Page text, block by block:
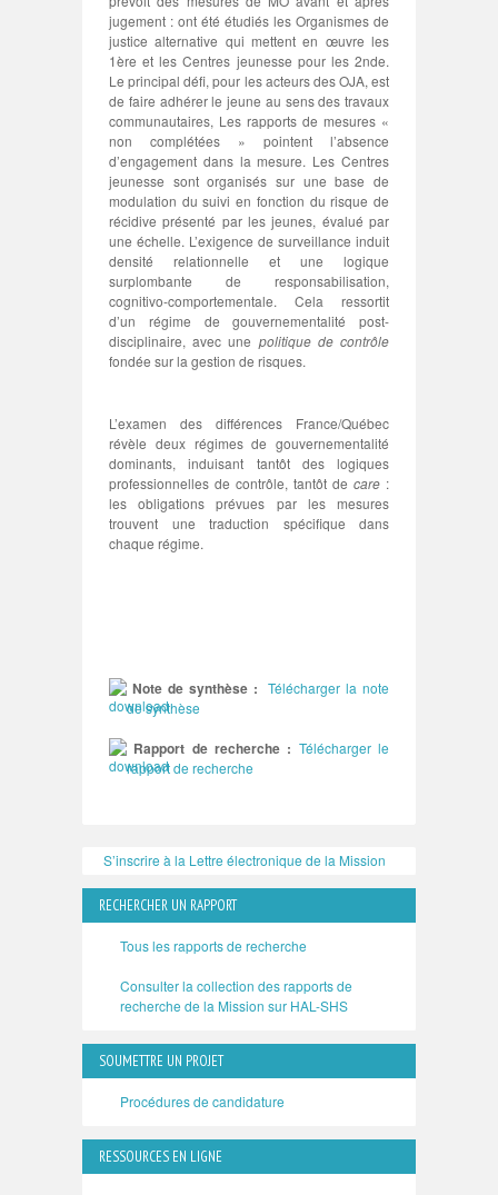
jugement : ont été étudiés les Organismes de
justice alternative qui mettent en œuvre les
1ère et les Centres jeunesse pour les 2nde.
Le principal défi, pour les acteurs des OJA, est
de faire adhérer le jeune au sens des travaux
communautaires, Les rapports de mesures «
non complétées » pointent l’absence
d’engagement dans la mesure. Les Centres
jeunesse sont organisés sur une base de
modulation du suivi en fonction du risque de
récidive présenté par les jeunes, évalué par
une échelle. L’exigence de surveillance induit
densité relationnelle et une logique
surplombante de responsabilisation,
cognitivo-comportementale. Cela ressortit
d’un régime de gouvernementalité post-
disciplinaire, avec une politique de contrôle
fondée sur la gestion de risques.
L’examen des différences France/Québec
révèle deux régimes de gouvernementalité
dominants, induisant tantôt des logiques
professionnelles de contrôle, tantôt de care :
les obligations prévues par les mesures
trouvent une traduction spécifique dans
chaque régime.
Note de synthèse : Télécharger la note
de synthèse
Rapport de recherche : Télécharger le
rapport de recherche
S’inscrire à la Lettre électronique de la Mission
RECHERCHER UN RAPPORT
Tous les rapports de recherche
Consulter la collection des rapports de
recherche de la Mission sur HAL-SHS
SOUMETTRE UN PROJET
Procédures de candidature
RESSOURCES EN LIGNE